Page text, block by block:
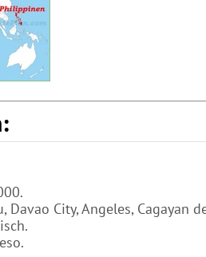
Davao City, Angeles, Cagayan